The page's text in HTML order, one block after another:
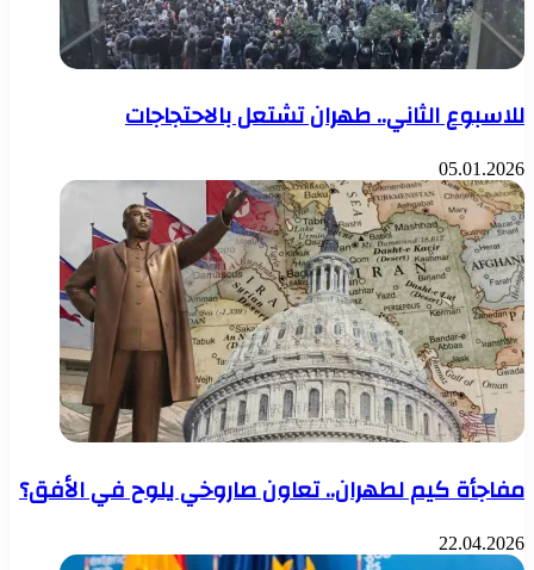
للاسبوع الثاني.. طهران تشتعل بالاحتجاجات
05.01.2026
مفاجأة كيم لطهران.. تعاون صاروخي يلوح في الأفق؟
22.04.2026